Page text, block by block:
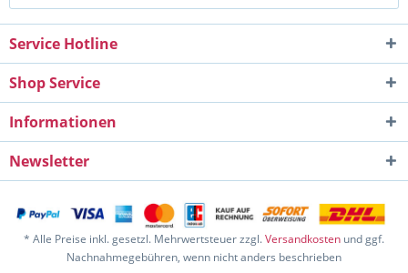
Service Hotline
Shop Service
Informationen
Newsletter
* Alle Preise inkl. gesetzl. Mehrwertsteuer zzgl.Versandkosten und ggf.
Nachnahmegebühren, wenn nicht anders beschrieben